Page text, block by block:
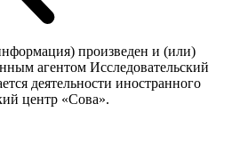
произведен и (или)
агентом Исследовательский
деятельности иностранного
центр «Сова».